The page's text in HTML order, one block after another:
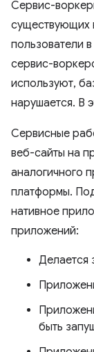
Сервис-
существующих
пользователи
сервис-
используют,
нарушается. В
Сервисные
веб-сайты на
аналогичного
платформы.
нативное
приложений:
Делается
быть